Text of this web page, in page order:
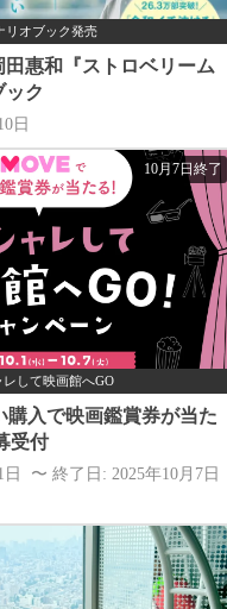
リオブック発売
田惠和『ストロベリーム
ック
日
10月7日終了
レして映画館へGO
入で映画鑑賞券が当た
受付
日 〜 終了日: 2025年10月7日